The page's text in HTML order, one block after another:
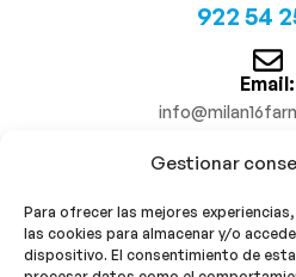
Gestionar
Para ofrecer las mejores
las cookies para almacenar y/o
dispositivo. El consentimiento de
922 54
Email: